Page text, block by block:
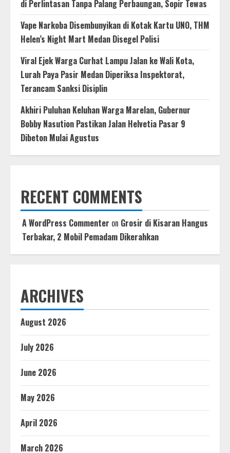
di Perlintasan Tanpa Palang Perbaungan, Sopir Tewas
Vape Narkoba Disembunyikan di Kotak Kartu UNO, THM
Helen’s Night Mart Medan Disegel Polisi
Viral Ejek Warga Curhat Lampu Jalan ke Wali Kota,
Lurah Paya Pasir Medan Diperiksa Inspektorat,
Terancam Sanksi Disiplin
Akhiri Puluhan Keluhan Warga Marelan, Gubernur
Bobby Nasution Pastikan Jalan Helvetia Pasar 9
Dibeton Mulai Agustus
RECENT COMMENTS
A WordPress Commenter on Grosir di Kisaran Hangus
Terbakar, 2 Mobil Pemadam Dikerahkan
ARCHIVES
August 2026
July 2026
June 2026
May 2026
April 2026
March 2026